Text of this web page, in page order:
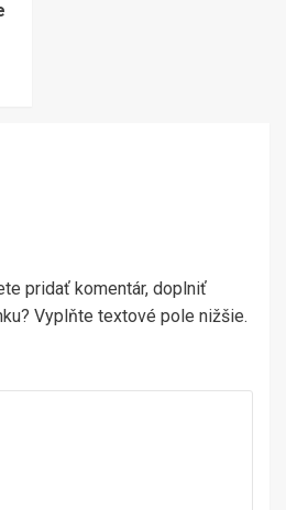
pridať komentár, doplniť
Vyplňte textové pole nižšie.